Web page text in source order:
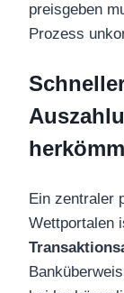
preisgeben
Prozess
Ein zentraler
Wettportalen